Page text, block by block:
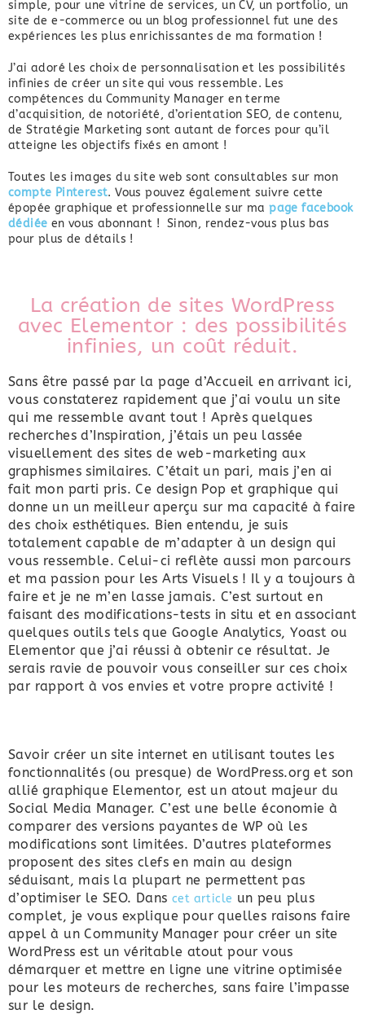
simple, pour une vitrine de services, un CV, un portfolio, un
site de e-commerce ou un blog professionnel fut une des
expériences les plus enrichissantes de ma formation !
J’ai adoré les choix de personnalisation et les possibilités
infinies de créer un site qui vous ressemble. Les
compétences du Community Manager en terme
d’acquisition, de notoriété, d’orientation SEO, de contenu,
de Stratégie Marketing sont autant de forces pour qu’il
atteigne les objectifs fixés en amont !
Toutes les images du site web sont consultables sur mon
compte Pinterest. Vous pouvez également suivre cette
épopée graphique et professionnelle sur mapage facebook
dédiée en vous abonnant ! Sinon, rendez-vous plus bas
pour plus de détails !
La création de sites WordPress
avec Elementor : des possibilités
infinies, un coût réduit.
Sans être passé par la page d’Accueil en arrivant ici,
vous constaterez rapidement que j’ai voulu un site
qui me ressemble avant tout ! Après quelques
recherches d’Inspiration, j’étais un peu lassée
visuellement des sites de web-marketing aux
graphismes similaires. C’était un pari, mais j’en ai
fait mon parti pris. Ce design Pop et graphique qui
donne un un meilleur aperçu sur ma capacité à faire
des choix esthétiques. Bien entendu, je suis
totalement capable de m’adapter à un design qui
vous ressemble. Celui-ci reflète aussi mon parcours
et ma passion pour les Arts Visuels ! Il y a toujours à
faire et je ne m’en lasse jamais. C’est surtout en
faisant des modifications-tests in situ et en associant
quelques outils tels que Google Analytics, Yoast ou
Elementor que j’ai réussi à obtenir ce résultat. Je
serais ravie de pouvoir vous conseiller sur ces choix
par rapport à vos envies et votre propre activité !
Savoir créer un site internet en utilisant toutes les
fonctionnalités (ou presque) de WordPress.org et son
allié graphique Elementor, est un atout majeur du
Social Media Manager. C’est une belle économie à
comparer des versions payantes de WP où les
modifications sont limitées. D’autres plateformes
proposent des sites clefs en main au design
séduisant, mais la plupart ne permettent pas
d’optimiser le SEO. Dans cet article un peu plus
complet, je vous explique pour quelles raisons faire
appel à un Community Manager pour créer un site
WordPress est un véritable atout pour vous
démarquer et mettre en ligne une vitrine optimisée
pour les moteurs de recherches, sans faire l’impasse
sur le design.